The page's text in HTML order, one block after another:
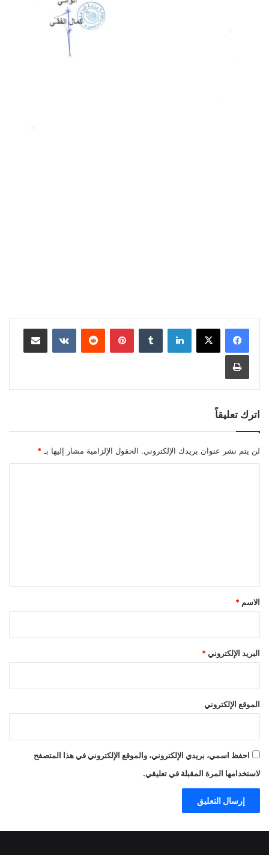
لينكدإن بينتيريست مشاركة عبر البريد
طباعة
اترك تعليقاً
لن يتم نشر عنوان بريدك الإلكتروني. الحقول الإلزامية مشار إليها بـ *
*
الاسم *
البريد الإلكتروني *
الموقع الإلكتروني
احفظ اسمي، بريدي الإلكتروني، والموقع الإلكتروني في هذا المتصفح
لاستخدامها المرة المقبلة في تعليقي.